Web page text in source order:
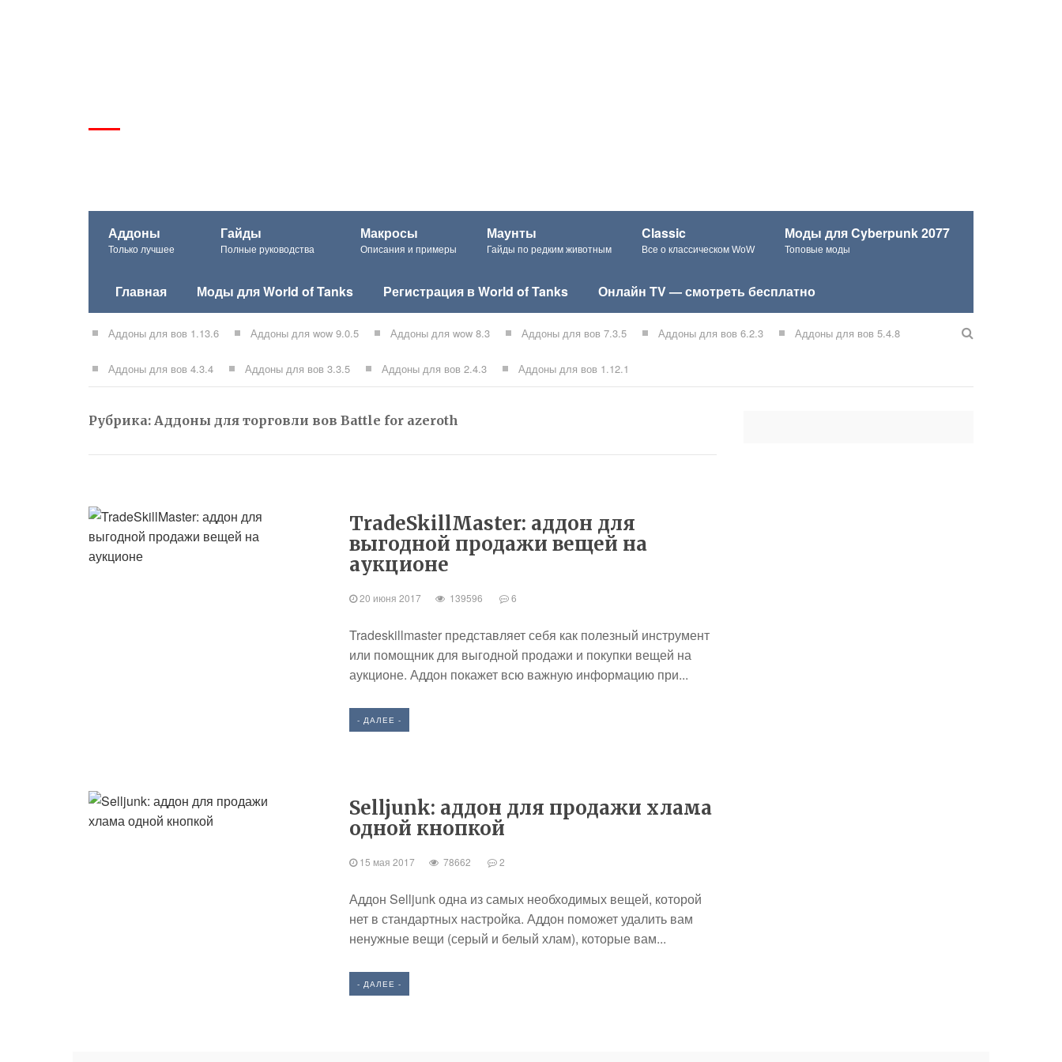
Аддоны
Только лучшее
Гайды
Полные руководства
Макросы
Описания и примеры
Маунты
Гайды по редким животным
Classic
Все о классическом WoW
Моды для Cyberpunk 2077
Топовые моды
Главная Моды для World of Tanks Регистрация в World of Tanks Онлайн TV — смотреть бесплатно
Аддоны для вов 1.13.6 Аддоны для wow 9.0.5 Аддоны для wow 8.3 Аддоны для вов 7.3.5 Аддоны для вов 6.2.3 Аддоны для вов 5.4.8
Аддоны для вов 4.3.4 Аддоны для вов 3.3.5 Аддоны для вов 2.4.3 Аддоны для вов 1.12.1
Рубрика: Аддоны для торговли вов Battle for azeroth
TradeSkillMaster: аддон для
выгодной продажи вещей на
аукционе
20 июня 2017 139596 6
Tradeskillmaster представляет себя как полезный инструмент
или помощник для выгодной продажи и покупки вещей на
аукционе. Аддон покажет всю важную информацию при...
- ДАЛЕЕ -
Selljunk: аддон для продажи хлама
одной кнопкой
15 мая 2017 78662 2
Аддон Selljunk одна из самых необходимых вещей, которой
нет в стандартных настройка. Аддон поможет удалить вам
ненужные вещи (серый и белый хлам), которые вам...
- ДАЛЕЕ -